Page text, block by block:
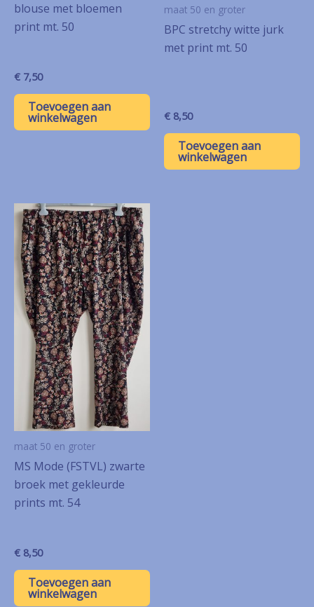
blouse met bloemen
print mt. 50
€ 7,50
Toevoegen aan
winkelwagen
maat 50 en groter
BPC stretchy witte jurk
met print mt. 50
€ 8,50
Toevoegen aan
winkelwagen
maat 50 en groter
MS Mode (FSTVL) zwarte
broek met gekleurde
prints mt. 54
€ 8,50
Toevoegen aan
winkelwagen